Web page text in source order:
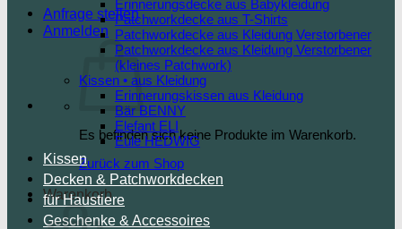
Anfrage stellen
Anmelden
Es befinden sich keine Produkte im Warenkorb.
Zurück zum Shop
Warenkorb
Erinnerungsdecke aus Babykleidung
Patchworkdecke aus T-Shirts
Patchworkdecke aus Kleidung Verstorbener
Patchworkdecke aus Kleidung Verstorbener
(kleines Patchwork)
Kissen • aus Kleidung
Erinnerungskissen aus Kleidung
Bär BENNY
Elefant ELI
Eule HEDWIG
Kissen
Decken & Patchworkdecken
für Haustiere
Geschenke & Accessoires